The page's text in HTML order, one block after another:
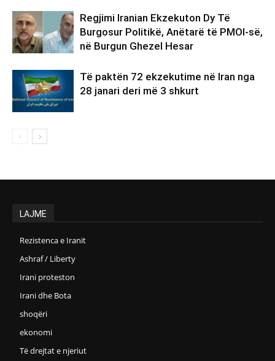
Regjimi Iranian Ekzekuton Dy Të
Burgosur Politikë, Anëtarë të PMOI-së,
në Burgun Ghezel Hesar
Të paktën 72 ekzekutime në Iran nga
28 janari deri më 3 shkurt
LAJME
Rezistenca e Iranit
Ashraf / Liberty
Irani proteston
Irani dhe Bota
shoqëri
ekonomi
Të drejtat e njeriut